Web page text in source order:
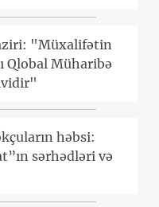
"Müxalifətin
Qlobal Müharibə
həbsi:
sərhədləri və